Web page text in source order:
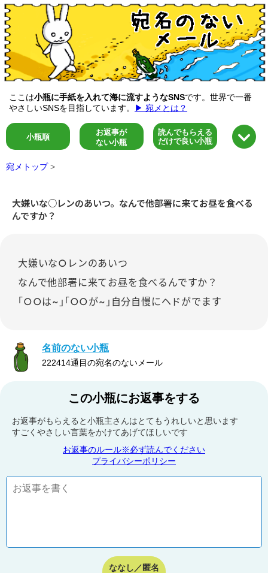
ここは小瓶に手紙を入れて海に流すようなSNSです。世界で一番
やさしいSNSを目指しています。
▶ 宛メとは？
小瓶順
お返事が
ない小瓶
読んでもらえる
だけで良い小瓶
宛メトップ >
大嫌いな○レンのあいつ。なんで他部署に来てお昼を食べる
んですか？
大嫌いな○レンのあいつ
なんで他部署に来てお昼を食べるんですか？
｢○○は~｣｢○○が~｣自分自慢にヘドがでます
名前のない小瓶
222414通目の宛名のないメール
この小瓶にお返事をする
お返事がもらえると小瓶主さんはとてもうれしいと思います
すごくやさしい言葉をかけてあげてほしいです
お返事のルール※必ず読んでください
プライバシーポリシー
ななし／匿名